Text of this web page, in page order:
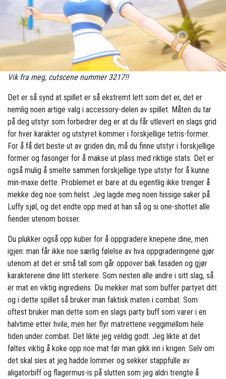
Vik fra meg, cutscene nummer 3217!!
Det er så synd at spillet er så ekstremt lett som det er, det er
nemlig noen artige valg i accessory-delen av spillet. Måten du tar
på deg utstyr som forbedrer deg er at du får utlevert en slags grid
for hver karakter og utstyret kommer i forskjellige tetris-former.
For å få det beste ut av griden din, må du finne utstyr i forskjellige
former og fasonger for å makse ut plass med riktige stats. Det er
også mulig å smelte sammen forskjellige type utstyr for å kunne
min-maxe dette. Problemet er bare at du egentlig ikke trenger å
mekke deg noe som helst. Jeg lagde meg noen hissige saker på
Luffy sjøl, og det endte opp med at han så og si one-shottet alle
fiender utenom bosser.
Du plukker også opp kuber for å oppgradere knepene dine, men
igjen: man får ikke noe særlig følelse av hva oppgraderingene gjør
utenom at det er små tall som går oppover bak fasaden og gjør
karakterene dine litt sterkere. Som nesten alle andre i sitt slag, så
er mat en viktig ingrediens. Du mekker mat som buffer partyet ditt
og i dette spillet så bruker man faktisk maten i combat. Som
oftest bruker man dette som en slags party buff som varer i en
halvtime etter hvile, men her flyr matrettene veggimellom hele
tiden under combat. Det likte jeg veldig godt. Jeg likte at det
føltes viktig å koke opp noe mat før man gikk inn i krigen. Selv om
det skal sies at jeg hadde lommer og sekker stappfulle av
aligatorbiff og flagermus-is på slutten som jeg aldri trengte å